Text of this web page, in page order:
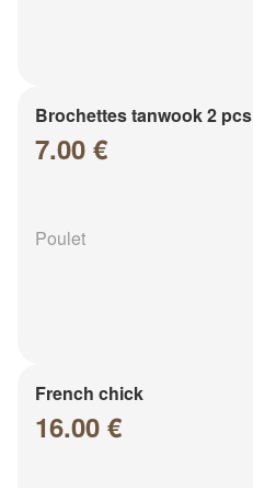
Brochettes tanwook 2 pcs
7.00 €
Poulet
French chick
16.00 €